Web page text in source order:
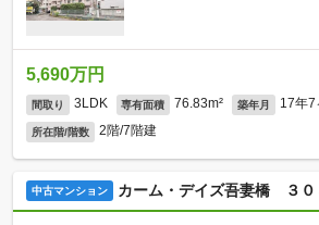
5,690万円
間取り 3LDK 専有面積 76.83m² 築年月 17年7
所在階/階数 2階/7階建
中古マンション カーム・デイズ吾妻橋 ３０